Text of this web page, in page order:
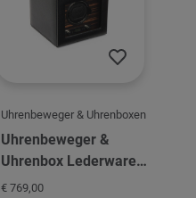
Uhrenbeweger & Uhrenboxen
Uhrenbeweger &
Uhrenbox Lederware
Wolf Roadster Single
€ 769,00